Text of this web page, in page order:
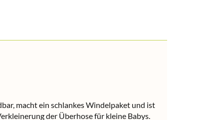
macht ein schlankes Windelpaket und ist
der Überhose für kleine Babys.